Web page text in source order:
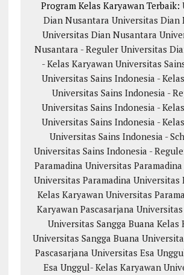
Program Kelas Karyawan Terbaik:
Dian Nusantara Universitas Dian
Universitas Dian Nusantara
Nusantara - Reguler Universitas
- Kelas Karyawan Universitas
Universitas Sains Indonesia -
Universitas Sains Indonesia -
Universitas Sains Indonesia -
Universitas Sains Indonesia -
Universitas Sains Indonesia -
Universitas Sains Indonesia -
Paramadina Universitas
Universitas Paramadina Universitas
Kelas Karyawan Universitas
Karyawan Pascasarjana
Universitas Sangga Buana Kelas
Universitas Sangga Buana
Pascasarjana Universitas Esa
Esa Unggul- Kelas Karyawan